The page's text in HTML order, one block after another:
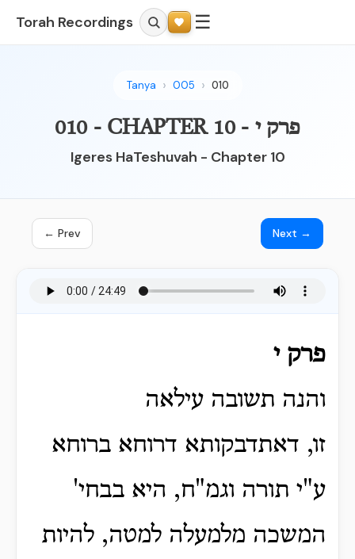
Torah Recordings ☰
Tanya 005 010
010 - CHAPTER 10 - פרק י
Igeres HaTeshuvah - Chapter 10
← Prev Next →
פרק י
והנה תשובה עילאה
זו, דאתדבקותא דרוחא ברוחא
ע"י תורה וגמ"ח, היא בבחי'
המשכה מלמעלה למטה, להיות